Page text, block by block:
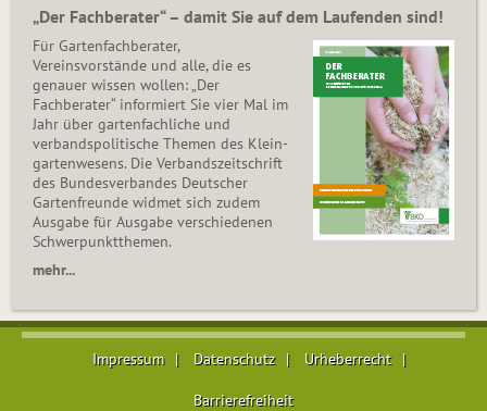
„Der Fachberater“ – damit Sie auf dem Laufenden sind!
Für Gartenfachberater,
Vereinsvorstände und alle, die es
genauer wissen wollen: „Der
Fachberater“ informiert Sie vier Mal im
Jahr über gartenfachliche und
verbandspolitische Themen des Klein­
gar­ten­wesens. Die Ver­bands­zeit­schrift
des Bun­des­ver­ban­des Deutscher
Gartenfreunde widmet sich zudem
Ausgabe für Ausgabe verschiedenen
Schwer­punkt­the­men.
mehr...
Impressum Datenschutz Urheberrecht
Barrierefreiheit